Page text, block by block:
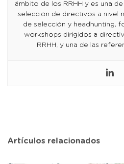
ámbito de los RRHH y es una
selección de directivos a nivel
de selección y headhunting,
workshops dirigidos a
RRHH, y una de las
Artículos relacionados